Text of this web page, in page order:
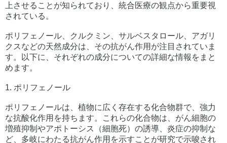
上させることが知られており、統合医療の観点から重要視
されている。
ポリフェノール、クルクミン、サルベスタロール、アガリ
クスなどの天然成分は、その抗がん作用が注目されていま
す。以下に、それぞれの成分についての詳細な情報をまと
めます。
1. ポリフェノール
ポリフェノールは、植物に広く存在する化合物群で、強力
な抗酸化作用を持ちます。これらの化合物は、がん細胞の
増殖抑制やアポトーシス（細胞死）の誘導、炎症の抑制な
ど、多岐にわたる抗がん作用を示すことが研究で示唆され